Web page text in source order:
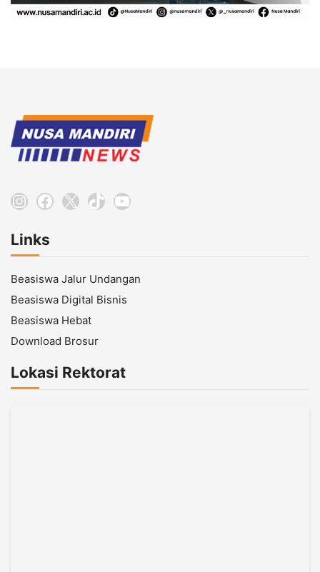
Instagram
Facebook
X TikTokYouTube
Links
Beasiswa Jalur Undangan
Beasiswa Digital Bisnis
Beasiswa Hebat
Download Brosur
Lokasi Rektorat